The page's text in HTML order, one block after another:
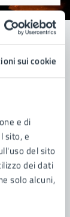
sui cookie
e di
sito, e
del sito
dei dati
solo alcuni,